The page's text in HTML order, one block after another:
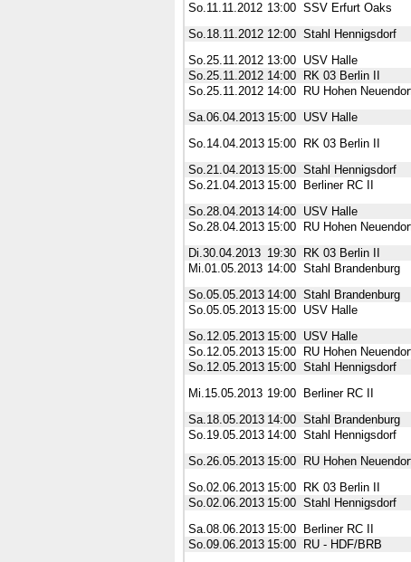
So.11.11.2012 13:00 SSV Erfurt Oaks
So.18.11.2012 12:00 Stahl Hennigsdorf
So.25.11.2012 13:00 USV Halle
So.25.11.2012 14:00 RK 03 Berlin II
So.25.11.2012 14:00 RU Hohen
Sa.06.04.2013 15:00 USV Halle
So.14.04.2013 15:00 RK 03 Berlin II
So.21.04.2013 15:00 Stahl Hennigsdorf
So.21.04.2013 15:00 Berliner RC II
So.28.04.2013 14:00 USV Halle
So.28.04.2013 15:00 RU Hohen
Di.30.04.2013 19:30 RK 03 Berlin II
Mi.01.05.2013 14:00 Stahl Brandenburg
So.05.05.2013 14:00 Stahl Brandenburg
So.05.05.2013 15:00 USV Halle
So.12.05.2013 15:00 USV Halle
So.12.05.2013 15:00 RU Hohen
So.12.05.2013 15:00 Stahl Hennigsdorf
Mi.15.05.2013 19:00 Berliner RC II
Sa.18.05.2013 14:00 Stahl Brandenburg
So.19.05.2013 14:00 Stahl Hennigsdorf
So.26.05.2013 15:00 RU Hohen
So.02.06.2013 15:00 RK 03 Berlin II
So.02.06.2013 15:00 Stahl Hennigsdorf
Sa.08.06.2013 15:00 Berliner RC II
So.09.06.2013 15:00 RU - HDF/BRB